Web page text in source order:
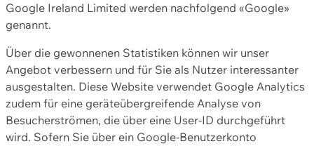
Google Ireland Limited werden nachfolgend «Google»
genannt.
Über die gewonnenen Statistiken können wir unser
Angebot verbessern und für Sie als Nutzer interessanter
ausgestalten. Diese Website verwendet Google Analytics
zudem für eine geräteübergreifende Analyse von
Besucherströmen, die über eine User-ID durchgeführt
wird. Sofern Sie über ein Google-Benutzerkonto